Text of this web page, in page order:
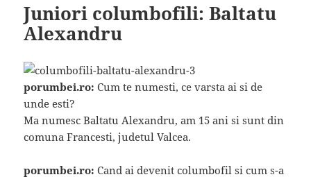
Juniori columbofili: Baltatu
Alexandru
porumbei.ro:Cum te numesti, ce varsta ai si de
unde esti?
Ma numesc Baltatu Alexandru, am 15 ani si sunt din
comuna Francesti, judetul Valcea.
porumbei.ro:Cand ai devenit columbofil si cum s-a